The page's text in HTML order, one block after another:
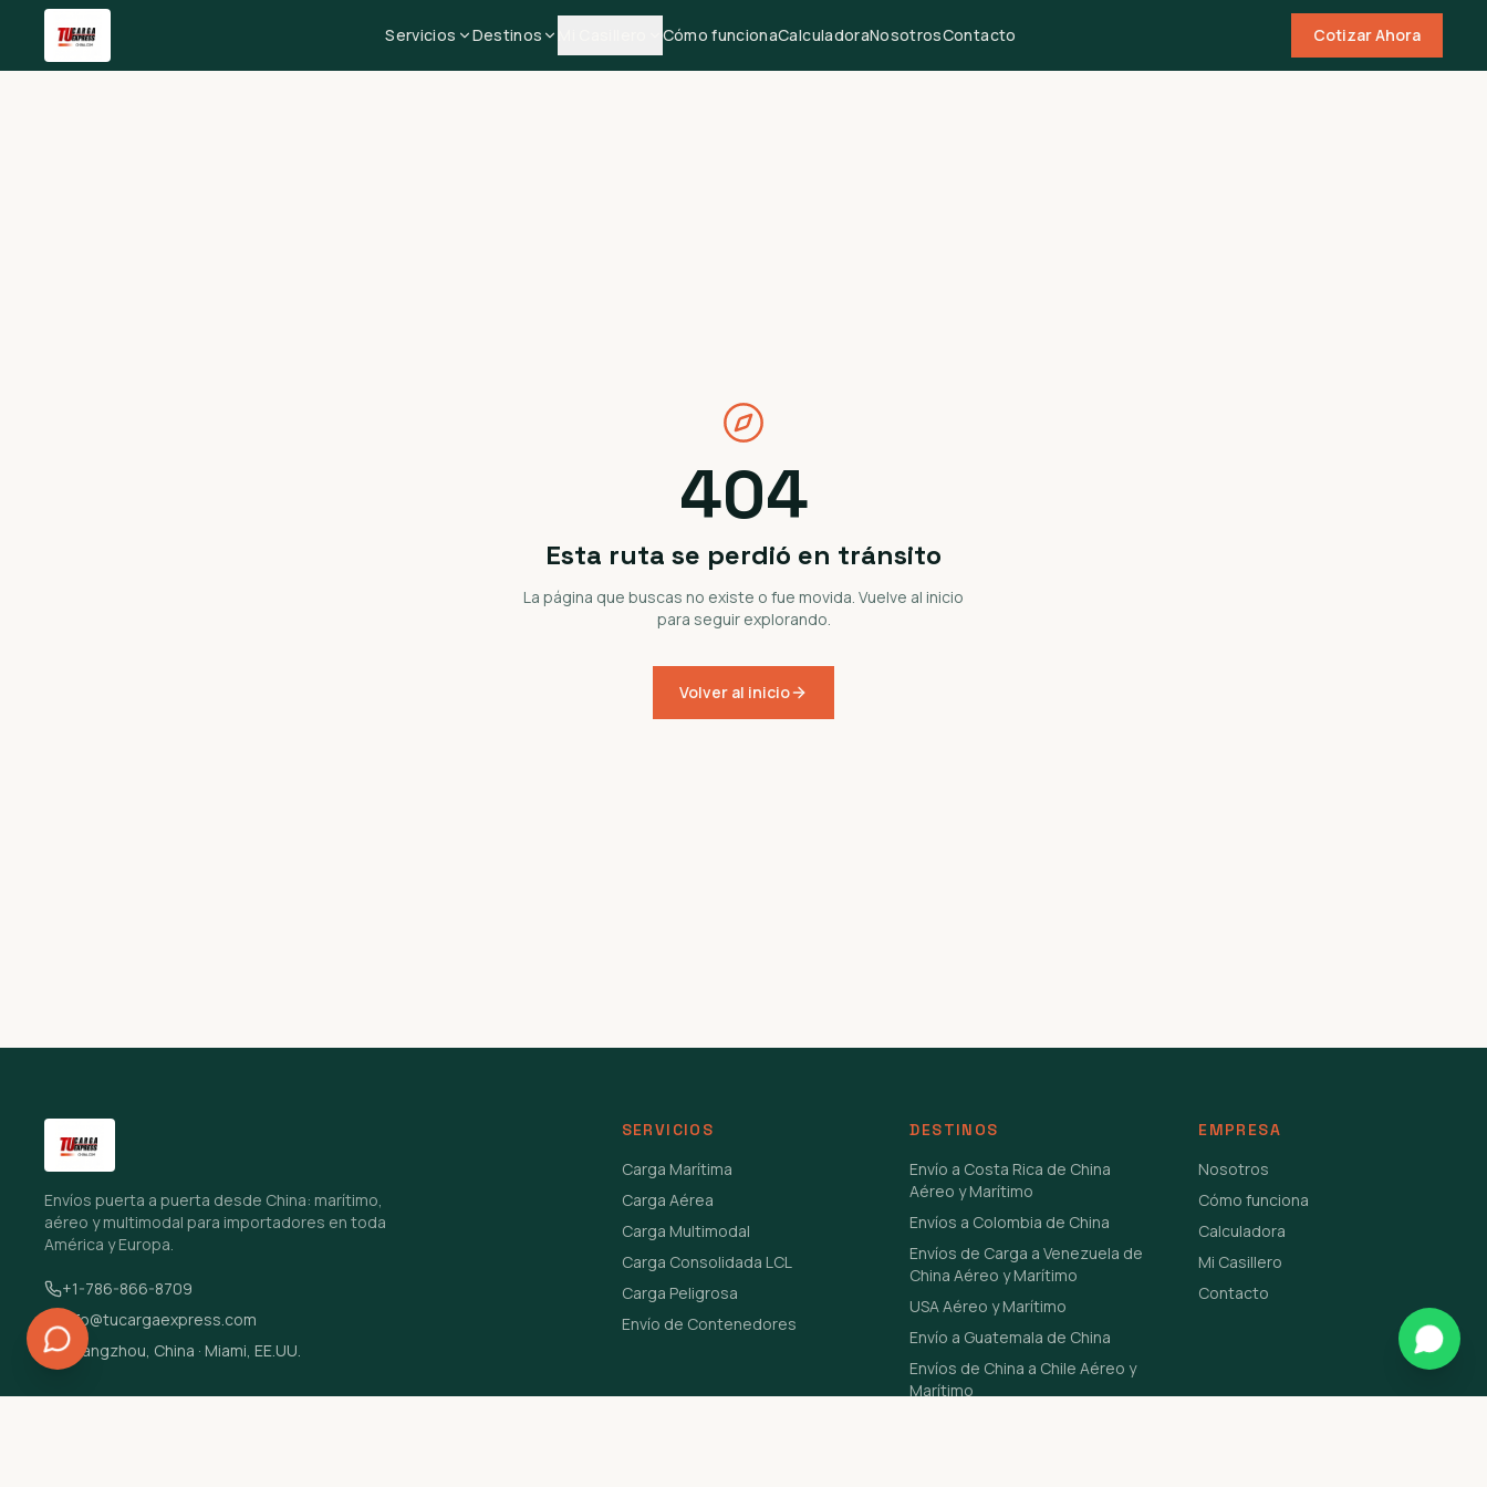
Servicios Destinos Cómo funcionaCalculadoraNosotrosContacto Cotizar Ahora
404
Esta ruta se perdió en tránsito
La página que buscas no existe o fue movida. Vuelve al inicio
para seguir explorando.
Volver al inicio
Envíos puerta a puerta desde China: marítimo,
aéreo y multimodal para importadores en toda
América y Europa.
+1-786-866-8709
info@tucargaexpress.com
Guangzhou, China · Miami, EE.UU.
SERVICIOS
Carga Marítima
Carga Aérea
Carga Multimodal
Carga Consolidada LCL
Carga Peligrosa
Envío de Contenedores
DESTINOS
Envío a Costa Rica de China
Aéreo y Marítimo
Envíos a Colombia de China
Envíos de Carga a Venezuela de
China Aéreo y Marítimo
USA Aéreo y Marítimo
Envío a Guatemala de China
Envíos de China a Chile Aéreo y
Marítimo
EMPRESA
Nosotros
Cómo funciona
Calculadora
Mi Casillero
Contacto